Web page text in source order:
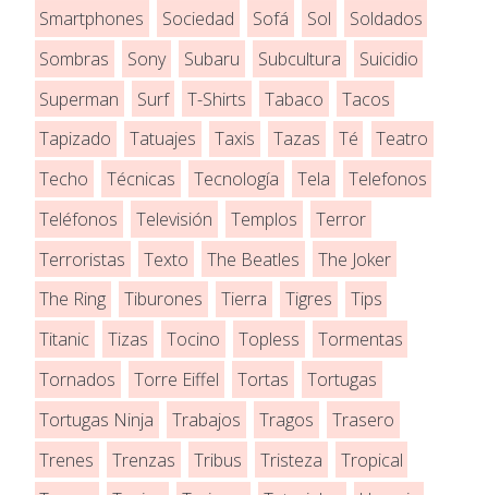
Smartphones
Sociedad Sofá Sol
Soldados
Sombras
Sony Subaru Subcultura
Suicidio
Superman
Surf T-Shirts Tabaco
Tacos
Tapizado
Tatuajes Taxis Tazas Té
Teatro
Techo
Técnicas Tecnología Tela
Telefonos
Teléfonos
Televisión Templos
Terror
Terroristas
Texto The Beatles
The Joker
The Ring
Tiburones Tierra Tigres
Tips
Titanic
Tizas Tocino Topless
Tormentas
Tornados
Torre Eiffel Tortas
Tortugas
Tortugas Ninja
Trabajos Tragos
Trasero
Trenes
Trenzas Tribus Tristeza
Tropical